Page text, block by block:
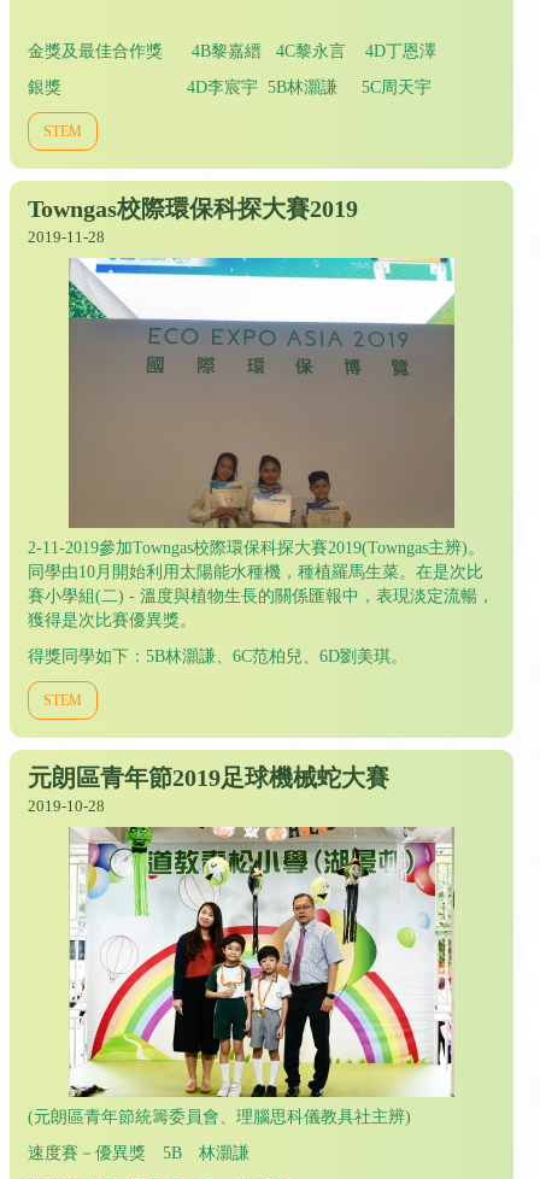
金獎及最佳合作獎 4B黎嘉縉 4C黎永言 4D丁恩澤
銀獎 4D李宸宇 5B林灝謙 5C周天宇
STEM
Towngas校際環保科探大賽2019
2019-11-28
2-11-2019參加Towngas校際環保科探大賽2019(Towngas主辨)。
同學由10月開始利用太陽能水種機，種植羅馬生菜。在是次比
賽小學組(二) - 溫度與植物生長的關係匯報中，表現淡定流暢，
獲得是次比賽優異獎。
得獎同學如下：5B林灝謙、6C范柏兒、6D劉美琪。
STEM
元朗區青年節2019足球機械蛇大賽
2019-10-28
(元朗區青年節統籌委員會、理腦思科儀教具社主辨)
速度賽－優異獎 5B 林灝謙